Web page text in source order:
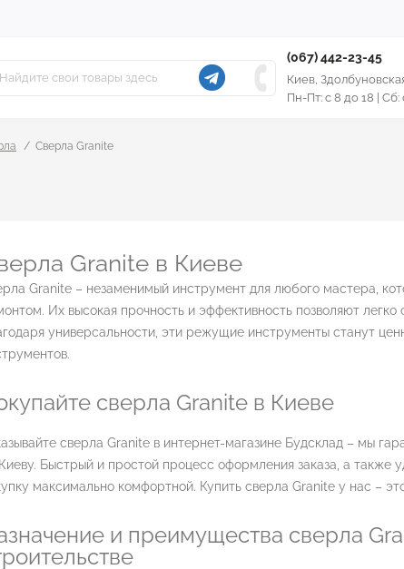
(067) 442-23-45
Киев,
Пн-Пт: с 8 до 18 |
Сверла Granite
Granite в Киеве
Granite – незаменимый инструмент для любого мастера,
Их высокая прочность и эффективность позволяют
универсальности, эти режущие инструменты станут
сверла Granite в Киеве
сверла Granite в интернет-магазине Будсклад – мы
Быстрый и простой процесс оформления заказа, а также
максимально комфортной. Купить сверла Granite у нас –
и преимущества сверла